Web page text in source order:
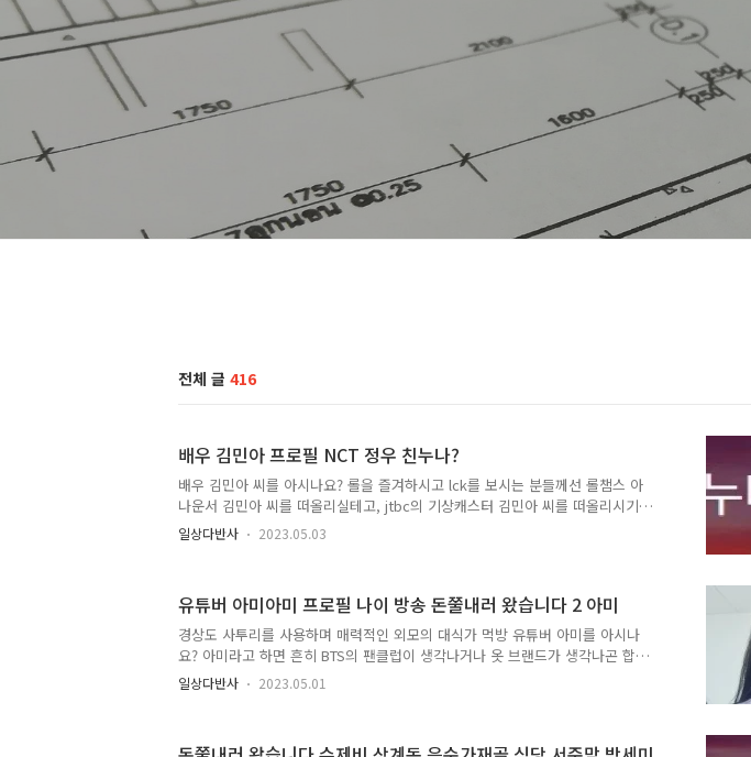
전체 글 416
배우 김민아 프로필 NCT 정우 친누나?
배우 김민아 씨를 아시나요? 롤을 즐겨하시고 lck를 보시는 분들께선 롤챔스 아
나운서 김민아 씨를 떠올리실테고, jtbc의 기상캐스터 김민아 씨를 떠올리시기도
하겠죠. 롤챔스의 아나운서와 jtbc 기상캐스터 김민아 씨는 동일 인물입니다. 어
쩐지 낯이 익더라니 말이죠... 아니면 퀸메이커에 한재이로 출연한 김민아 씨를
오늘 알아볼 배우 김민아 씨는 2015년 디지털 싱글 앨범 [이렇게 좋은 날엔]으로
데뷔한 다재다능한 능력자입니다. 그녀가 알고보니 nct 정우 씨의 친누나라고 합
니다!? 목차 1. 배우 김민아 남매 NCT 정우 2. 신인 배우 김민아 프로..
일상다반사 2023.05.03
유튜버 아미아미 프로필 나이 방송 돈쭐내러 왔습니다 2 아미
경상도 사투리를 사용하며 매력적인 외모의 대식가 먹방 유튜버 아미를 아시나
요? 아미라고 하면 흔히 BTS의 팬클럽이 생각나거나 옷 브랜드가 생각나곤 합니
다. 아직은 인지도 면에서 조금 부족한 셀럽이죠. 아미 임아람 씨는 2019년부터
아프리카에서 방송을 시작하며 같은 해 유튜브에 영상을 업로드 하기 시작했습
일상다반사 2023.05.01